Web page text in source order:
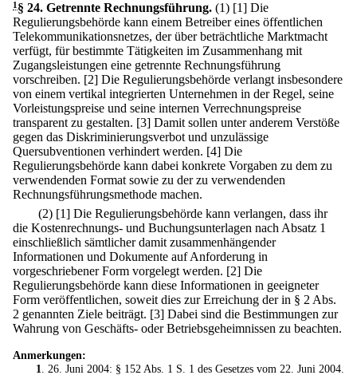
1§ 24. Getrennte Rechnungsführung. (1) [1] Die
Regulierungsbehörde kann einem Betreiber eines öffentlichen
Telekommunikationsnetzes, der über beträchtliche Marktmacht
verfügt, für bestimmte Tätigkeiten im Zusammenhang mit
Zugangsleistungen eine getrennte Rechnungsführung
vorschreiben. [2] Die Regulierungsbehörde verlangt insbesondere
von einem vertikal integrierten Unternehmen in der Regel, seine
Vorleistungspreise und seine internen Verrechnungspreise
transparent zu gestalten. [3] Damit sollen unter anderem Verstöße
gegen das Diskriminierungsverbot und unzulässige
Quersubventionen verhindert werden. [4] Die
Regulierungsbehörde kann dabei konkrete Vorgaben zu dem zu
verwendenden Format sowie zu der zu verwendenden
Rechnungsführungsmethode machen.
(2) [1] Die Regulierungsbehörde kann verlangen, dass ihr
die Kostenrechnungs- und Buchungsunterlagen nach Absatz 1
einschließlich sämtlicher damit zusammenhängender
Informationen und Dokumente auf Anforderung in
vorgeschriebener Form vorgelegt werden. [2] Die
Regulierungsbehörde kann diese Informationen in geeigneter
Form veröffentlichen, soweit dies zur Erreichung der in § 2 Abs.
2 genannten Ziele beiträgt. [3] Dabei sind die Bestimmungen zur
Wahrung von Geschäfts- oder Betriebsgeheimnissen zu beachten.
Anmerkungen:
1
. 26. Juni 2004: § 152 Abs. 1 S. 1 des Gesetzes vom 22. Juni 2004.